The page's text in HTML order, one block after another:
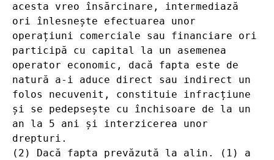
acesta vreo însărcinare, intermediază
ori înlesnește efectuarea unor
operațiuni comerciale sau financiare ori
participă cu capital la un asemenea
operator economic, dacă fapta este de
natură a-i aduce direct sau indirect un
folos necuvenit, constituie infracțiune
și se pedepsește cu închisoare de la un
an la 5 ani și interzicerea unor
drepturi.
(2) Dacă fapta prevăzută la alin. (1) a